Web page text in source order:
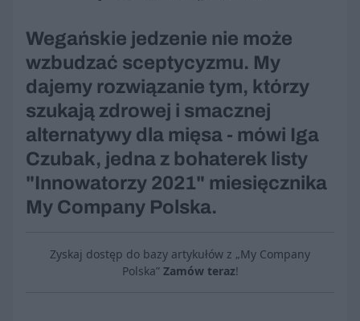
Wegańskie jedzenie nie może
wzbudzać sceptycyzmu. My
dajemy rozwiązanie tym, którzy
szukają zdrowej i smacznej
alternatywy dla mięsa - mówi Iga
Czubak, jedna z bohaterek listy
"Innowatorzy 2021" miesięcznika
My Company Polska.
Zyskaj dostęp do bazy artykułów z „My Company
Polska” Zamów teraz!